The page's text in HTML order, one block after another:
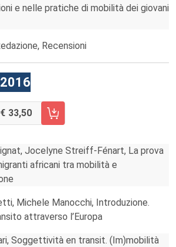
e nelle pratiche di mobilità dei giovani
Recensioni
33,50
FASCICOLO 1/2016
Jocelyne Streiff-Fénart, La prova
africani tra mobilità e
Michele Manocchi, Introduzione.
attraverso l’Europa
Soggettività en transit. (Im)mobilità